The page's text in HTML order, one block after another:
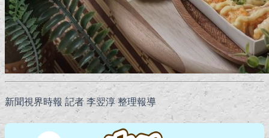
新聞視界時報 記者 李翌淳 整理報導